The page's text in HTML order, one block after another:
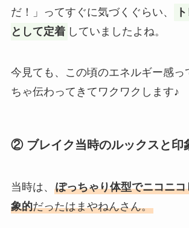
だ！」ってすぐに気づくぐらい、
として定着 していましたよね。
今見ても、この頃のエネルギー感っ
ちゃ伝わってきてワクワクします♪
② ブレイク当時のルックスと印
当時は、 ぽっちゃり体型でニコニ
象的だったはまやねんさん。